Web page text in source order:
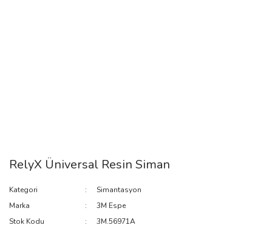
RelyX Üniversal Resin Siman
Kategori
Simantasyon
Marka
3M Espe
Stok Kodu
3M.56971A